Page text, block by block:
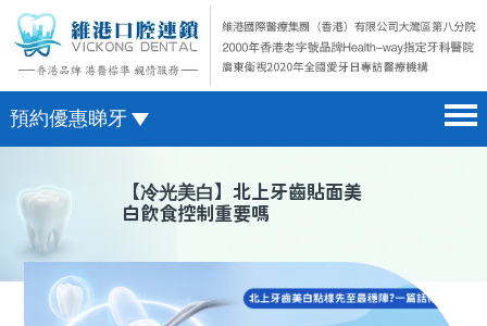
預約優惠睇牙
醫院簡介 hospital introduction
醫生介紹 doctor introduction
醫療新聞 medical news
微信預約
WhatsApp預約
【冷光美白】北上牙齒貼面美
白飲食控制重要嗎